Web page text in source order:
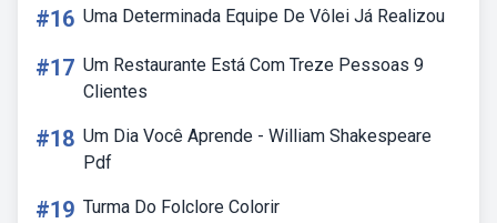
#16 Uma Determinada Equipe De Vôlei Já Realizou
#17 Um Restaurante Está Com Treze Pessoas 9
Clientes
#18 Um Dia Você Aprende - William Shakespeare
Pdf
#19 Turma Do Folclore Colorir